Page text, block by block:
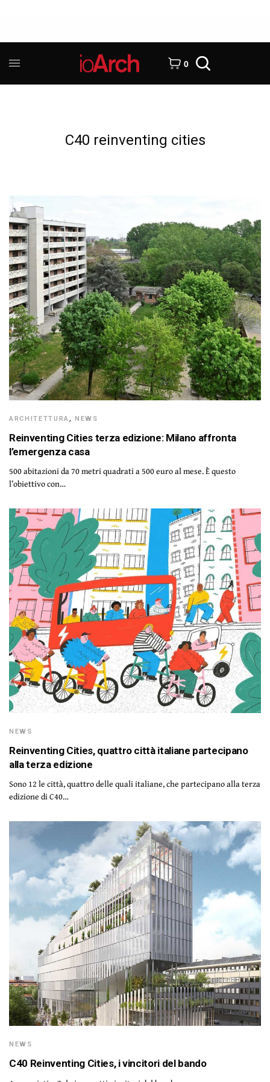
0
C40 reinventing cities
ARCHITETTURA,NEWS
Reinventing Cities terza edizione: Milano affronta
l’emergenza casa
500 abitazioni da 70 metri quadrati a 500 euro al mese. È questo
l’obiettivo con…
NEWS
Reinventing Cities, quattro città italiane partecipano
alla terza edizione
Sono 12 le città, quattro delle quali italiane, che partecipano alla terza
edizione di C40…
NEWS
C40 Reinventing Cities, i vincitori del bando